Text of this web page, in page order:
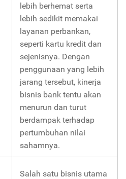
lebih berhemat serta
lebih sedikit memakai
layanan perbankan,
seperti kartu kredit dan
sejenisnya. Dengan
penggunaan yang lebih
jarang tersebut, kinerja
bisnis bank tentu akan
menurun dan turut
berdampak terhadap
pertumbuhan nilai
sahamnya.
Salah satu bisnis utama